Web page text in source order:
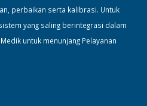
perbaikan serta kalibrasi. Untuk
yang saling berintegrasi dalam
untuk menunjang Pelayanan